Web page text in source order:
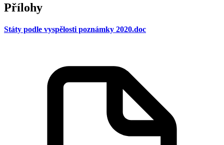
Přílohy
Státy podle vyspělosti poznámky 2020.doc